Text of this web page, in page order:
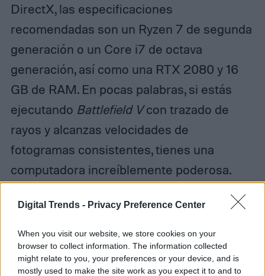
Digital Trends - Privacy Preference Center
When you visit our website, we store cookies on your
browser to collect information. The information collected
might relate to you, your preferences or your device, and is
mostly used to make the site work as you expect it to and to
DirectX, las especificaciones
recomendadas son un Ryzen 7 de segunda
generación o un Core i7 de octava
generación, así como una RTX 2080 y 16
GB de RAM. En pocas palabras, si estás
ejecutando Battlefield Vcon trazado de
rayos y alcanzas velocidades de
fotogramas consistentes, tienes una
computadora increíblemente poderosa.
BUY AT AMAZON
Control